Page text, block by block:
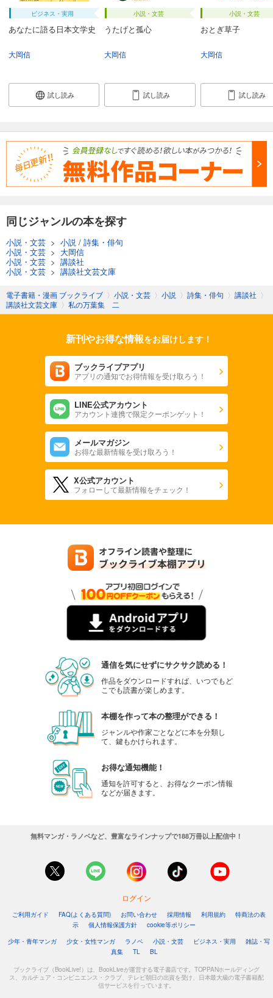
ビジネス・実用
あなたに語る日本文学史
大岡信
試し読み
小説・文芸
うたげと孤心
大岡信
試し読み
小説・文芸
おとぎ草子
大岡信
試し読み
同じジャンルの本を探す
小説・文芸 > 小説 / 詩集・俳句
小説・文芸 > 大岡信
小説・文芸 > 講談社
小説・文芸 > 講談社文芸文庫
電子書籍・漫画 ブックライブ 〉 小説・文芸 〉 小説 〉 詩集・俳句 〉 講談社 〉
講談社文芸文庫 〉 私の万葉集 二
新刊やお得な情報をお届けします！
ブックライブアプリ
アプリの通知でお得情報を受け取ろう！
LINE公式アカウント
アカウント連携で限定クーポンゲット！
メールマガジン
お得な最新情報を受け取ろう！
X公式アカウント
フォローして最新情報をチェック！
通信を気にせずにサクサク読める！
作品をダウンロードすれば、いつでもど
こでも読書が楽しめます。
本棚を作って本の整理ができる！
ジャンルや作家ごとなどに本を分類し
て、鍵もかけられます。
お得な通知機能！
通知を許可すると、お得なクーポン情報
などが届きます。
無料マンガ・ラノベなど、豊富なラインナップで188万冊以上配信中！
ログイン
ご利用ガイド FAQ(よくある質問) お問い合わせ 採用情報 利用規約
特商法の表
示
個人情報保護方針
cookie等ポリシー
少年・青年マンガ
少女・女性マンガ ラノベ 小説・文芸 ビジネス・実用
雑誌・写
真集
TL BL
ブックライブ（BookLive!）は、BookLiveが運営する電子書店です。TOPPANホールディング
ス、カルチュア・コンビニエンス・クラブ、テレビ朝日の出資を受け、日本最大級の電子書籍配
信サービスを行っています。